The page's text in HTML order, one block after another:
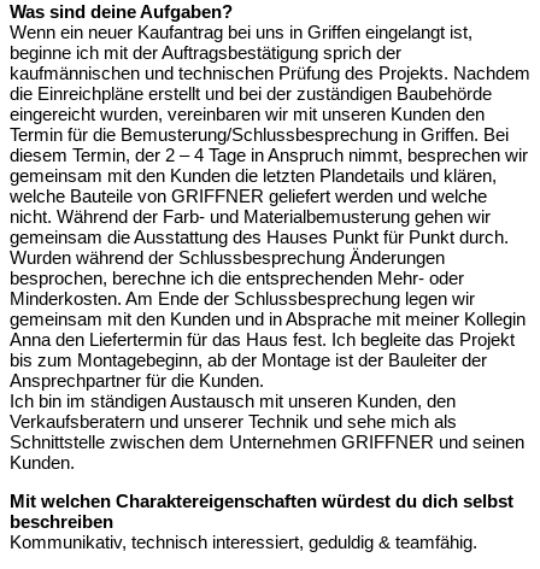
Was sind deine Aufgaben?
Wenn ein neuer Kaufantrag bei uns in Griffen eingelangt ist,
beginne ich mit der Auftragsbestätigung sprich der
kaufmännischen und technischen Prüfung des Projekts. Nachdem
die Einreichpläne erstellt und bei der zuständigen Baubehörde
eingereicht wurden, vereinbaren wir mit unseren Kunden den
Termin für die Bemusterung/Schlussbesprechung in Griffen. Bei
diesem Termin, der 2 – 4 Tage in Anspruch nimmt, besprechen wir
gemeinsam mit den Kunden die letzten Plandetails und klären,
welche Bauteile von GRIFFNER geliefert werden und welche
nicht. Während der Farb- und Materialbemusterung gehen wir
gemeinsam die Ausstattung des Hauses Punkt für Punkt durch.
Wurden während der Schlussbesprechung Änderungen
besprochen, berechne ich die entsprechenden Mehr- oder
Minderkosten. Am Ende der Schlussbesprechung legen wir
gemeinsam mit den Kunden und in Absprache mit meiner Kollegin
Anna den Liefertermin für das Haus fest. Ich begleite das Projekt
bis zum Montagebeginn, ab der Montage ist der Bauleiter der
Ansprechpartner für die Kunden.
Ich bin im ständigen Austausch mit unseren Kunden, den
Verkaufsberatern und unserer Technik und sehe mich als
Schnittstelle zwischen dem Unternehmen GRIFFNER und seinen
Kunden.
Mit welchen Charaktereigenschaften würdest du dich selbst
beschreiben
Kommunikativ, technisch interessiert, geduldig & teamfähig.